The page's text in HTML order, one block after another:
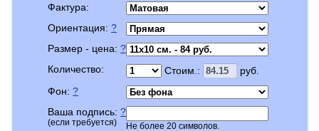
Фактура:
Ориентация: ?
Размер - цена: ?
Количество:
Стоим.:
руб.
Фон: ?
Ваша подпись: ?
(если требуется) Не более 20 символов.